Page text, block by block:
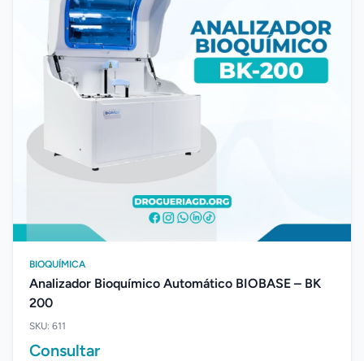
BIOQUÍMICA
Analizador Bioquímico Automático BIOBASE – BK
200
SKU: 611
Consultar